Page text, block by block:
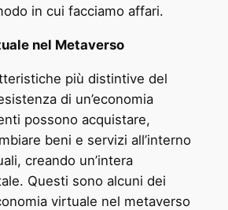
in cui facciamo affari.
nel Metaverso
più distintive del
di un’economia
possono acquistare,
beni e servizi all’interno
creando un’intera
Questi sono alcuni dei
virtuale nel metaverso